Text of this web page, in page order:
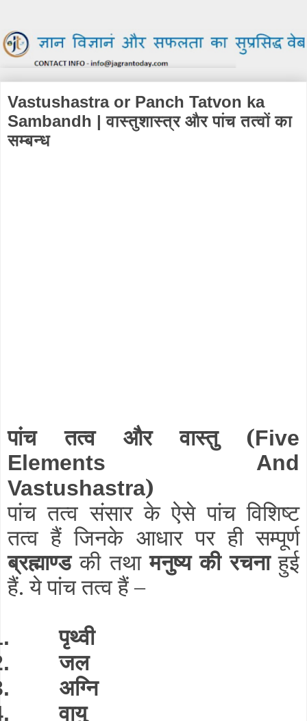
Vastushastra or Panch Tatvon ka
Sambandh | वास्तुशास्त्र और पांच तत्वों का
सम्बन्ध
पांच तत्व और वास्तु (Five
Elements And
Vastushastra)
पांच तत्व संसार के ऐसे पांच विशिष्ट
तत्व हैं जिनके आधार पर ही सम्पूर्ण
ब्रह्माण्डकी तथामनुष्य की रचनाहुई
हैं. ये पांच तत्व हैं –
पृथ्वी
जल
अग्नि
वायु